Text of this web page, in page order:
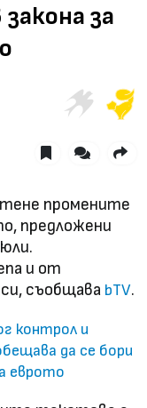
за
промените
предложени
и от
съобщава bTV.
контрол и
да се бори
еврото